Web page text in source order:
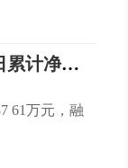
科汇股份：8月9日融资净买入14.86万元，连续3日累计净买入85.9万元
61万元，融